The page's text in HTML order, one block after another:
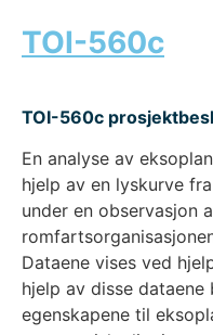
TOI-560c
TOI-560c
En analyse av
hjelp av en lyskurve
under en observasjon
Dataene vises ved
hjelp av disse
egenskapene til